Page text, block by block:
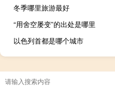
冬季哪里旅游最好
“用舍空屡变”的出处是哪里
以色列首都是哪个城市